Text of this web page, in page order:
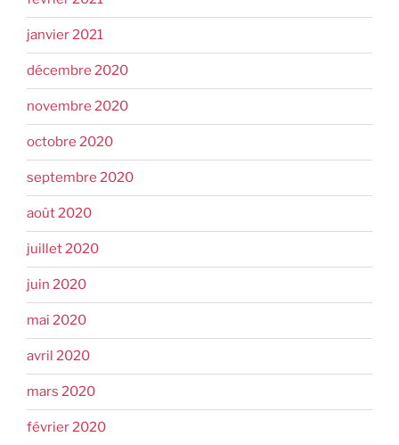
janvier 2021
décembre 2020
novembre 2020
octobre 2020
septembre 2020
août 2020
juillet 2020
juin 2020
mai 2020
avril 2020
mars 2020
février 2020